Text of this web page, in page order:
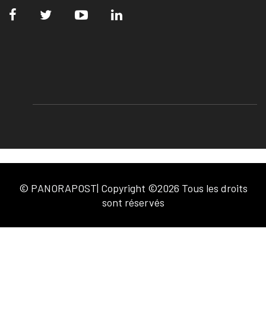
© PANORAPOST| Copyright ©2026 Tous les droits
sont réservés